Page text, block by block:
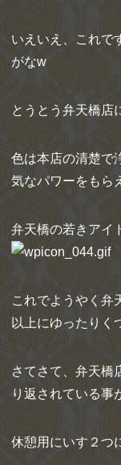
いえいえ、これで
がなw
とうとう弁天橋店
色は本店の清楚で
気なパワーをもら
弁天橋の若きアイ
これでようやく弁
以上にゆったりく
さてさて、弁天橋
り返されている事
休憩用にいす２つ